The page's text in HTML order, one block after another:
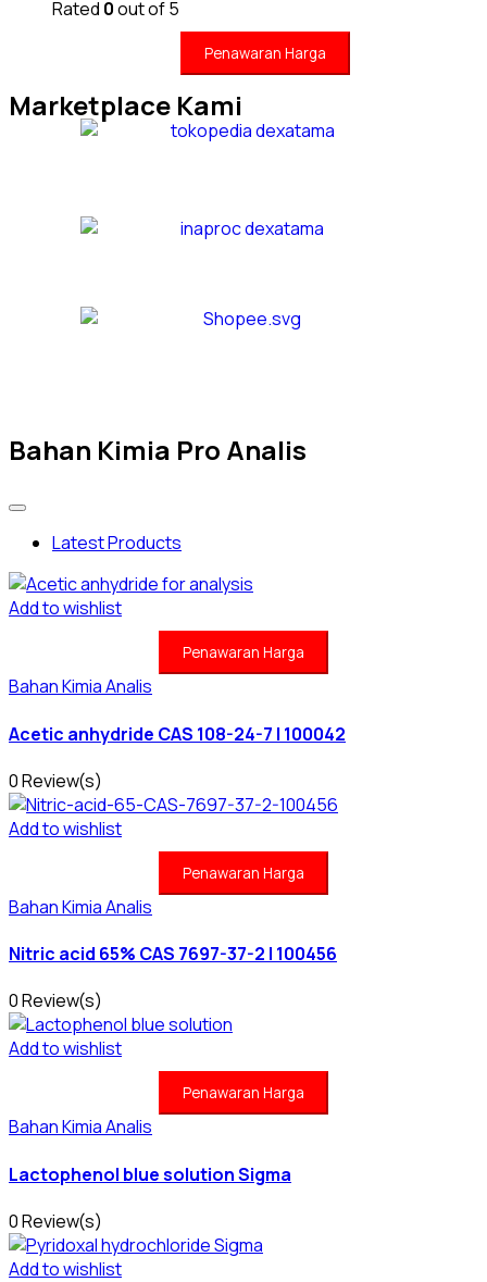
Rated 0out of 5
Penawaran Harga
Marketplace Kami
Bahan Kimia Pro Analis
Latest Products
Add to wishlist
Penawaran Harga
Bahan Kimia Analis
Acetic anhydride CAS 108-24-7 | 100042
0 Review(s)
Add to wishlist
Penawaran Harga
Bahan Kimia Analis
Nitric acid 65% CAS 7697-37-2 | 100456
0 Review(s)
Add to wishlist
Penawaran Harga
Bahan Kimia Analis
Lactophenol blue solution Sigma
0 Review(s)
Add to wishlist